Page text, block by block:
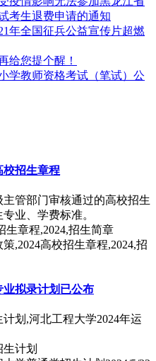
考生退费申请的通知
年全国征兵公益宣传片超燃
给您提个醒！
学教师资格考试（笔试）公
校招生章程
管部门审核通过的高校招生
业、学费标准。
,2024高校招生章程,2024,招
业拟录计划已公布
划,河北工程大学2024年运